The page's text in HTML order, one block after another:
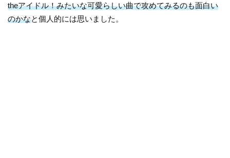
theアイドル！みたいな可愛らしい曲で攻めてみるのも面白い
のかなと個人的には思いました。